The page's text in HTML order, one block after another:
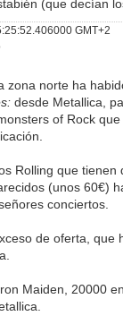
(que decían
GMT+2
zona norte ha
desde Metallica,
of Rock
Rolling que tienen
(unos 60€)
conciertos.
de oferta, que
Maiden, 20000